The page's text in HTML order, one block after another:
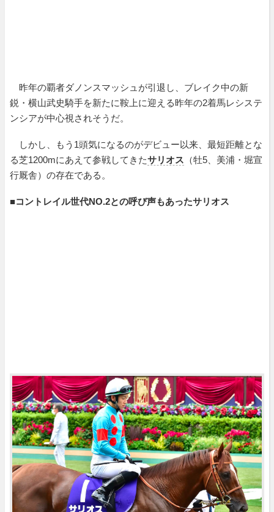
昨年の覇者ダノンスマッシュが引退し、ブレイク中の新
鋭・横山武史騎手を新たに鞍上に迎える昨年の2着馬レシステ
ンシアが中心視されそうだ。
しかし、もう1頭気になるのがデビュー以来、最短距離とな
る芝1200mにあえて参戦してきたサリオス （牡5、美浦・堀宣
行厩舎）の存在である。
■コントレイル世代NO.2との呼び声もあったサリオス